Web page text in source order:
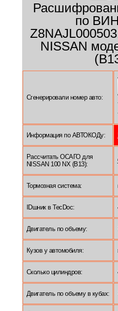
по
NISSAN
Сгенерировали номер авто:
Информация по АВТОКОДу:
Рассчитать ОСАГО для
NISSAN 100 NX (B13):
Тормозная система:
IDшник в TecDoc:
Двигатель по объему:
Кузов у автомобиля:
Сколько цилиндров:
Двигатель по объему в кубах: